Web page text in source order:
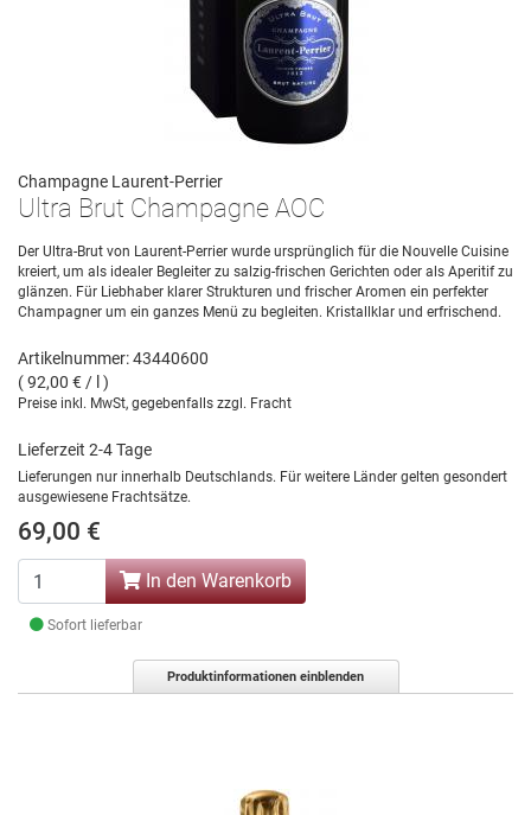
Champagne Laurent-Perrier
Ultra Brut Champagne AOC
Der Ultra-Brut von Laurent-Perrier wurde ursprünglich für die Nouvelle Cuisine
kreiert, um als idealer Begleiter zu salzig-frischen Gerichten oder als Aperitif zu
glänzen. Für Liebhaber klarer Strukturen und frischer Aromen ein perfekter
Champagner um ein ganzes Menü zu begleiten. Kristallklar und erfrischend.
Artikelnummer: 43440600
( 92,00 € / l )
Preise inkl. MwSt, gegebenfalls zzgl. Fracht
Lieferzeit 2-4 Tage
Lieferungen nur innerhalb Deutschlands. Für weitere Länder gelten gesondert
ausgewiesene Frachtsätze.
69,00 €
In den Warenkorb
Sofort lieferbar
Produktinformationen einblenden